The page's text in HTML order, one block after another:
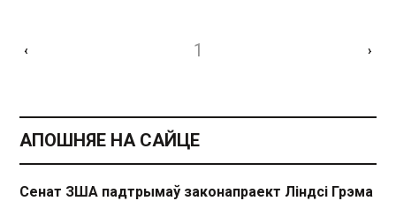
‹ 1 ›
АПОШНЯЕ НА САЙЦЕ
Сенат ЗША падтрымаў законапраект Ліндсі Грэма